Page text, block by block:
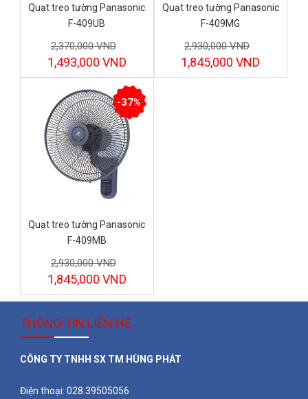
Quạt treo tường Panasonic
F-409UB
2,370,000 VND
1,493,000 VND
Quạt treo tường Panasonic
F-409MG
2,930,000 VND
1,845,000 VND
-37%
Quạt treo tường Panasonic
F-409MB
2,930,000 VND
1,845,000 VND
THÔNG TIN LIÊN HỆ
CÔNG TY TNHH SX TM HÙNG PHÁT
Điện thoại: 028.39505056